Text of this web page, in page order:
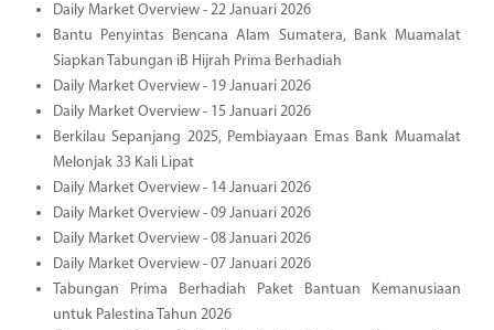
Daily Market Overview - 22 Januari 2026
Bantu Penyintas Bencana Alam Sumatera, Bank Muamalat
Siapkan Tabungan iB Hijrah Prima Berhadiah
Daily Market Overview - 19 Januari 2026
Daily Market Overview - 15 Januari 2026
Berkilau Sepanjang 2025, Pembiayaan Emas Bank Muamalat
Melonjak 33 Kali Lipat
Daily Market Overview - 14 Januari 2026
Daily Market Overview - 09 Januari 2026
Daily Market Overview - 08 Januari 2026
Daily Market Overview - 07 Januari 2026
Tabungan Prima Berhadiah Paket Bantuan Kemanusiaan
untuk Palestina Tahun 2026